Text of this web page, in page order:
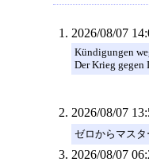
2026/08/07
Kündigungen
Der Krieg gegen
2026/08/07
ゼロからマス
2026/08/07